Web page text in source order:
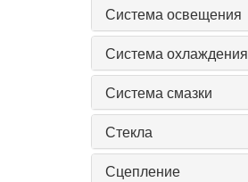
Система освещения
Система охлаждения
Система смазки
Стекла
Сцепление